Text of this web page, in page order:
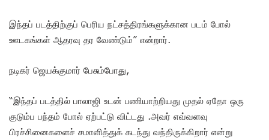
இந்தப் படத்திற்குப் பெரிய நட்சத்திரங்களுக்கான படம் போல்
ஊடகங்கள் ஆதரவு தர வேண்டும்” என்றார்.
நடிகர் ஜெயக்குமார் பேசும்போது,
“இந்தப் படத்தில் பாலாஜி உடன் பணியாற்றியது முதல் ஏதோ ஒரு
குடும்ப பந்தம் போல் ஏற்பட்டு விட்டது .அவர் எவ்வளவு
பிரச்சினைகளைச் சமாளித்துக் கடந்து வந்திருக்கிறார் என்று